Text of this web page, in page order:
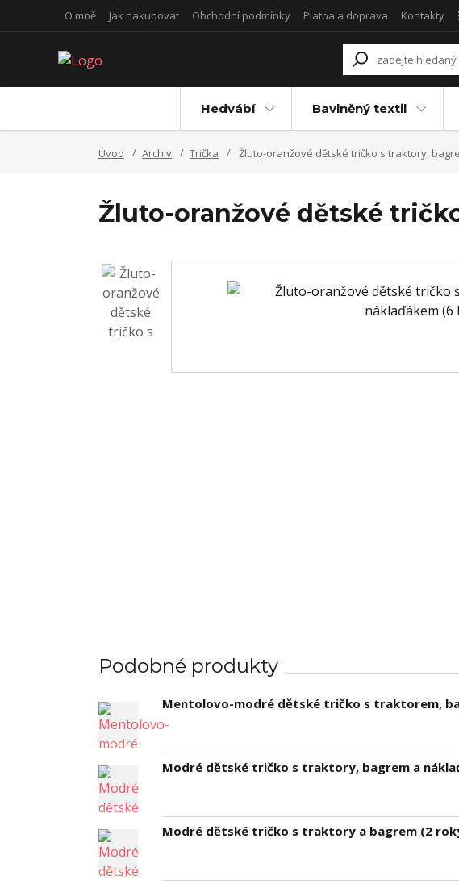
O mně Jak nakupovat Obchodní podmínky Platba a doprava Kontakty
Hedvábí Bavlněný textil
Úvod Archiv Trička Žluto-oranžové dětské tričko s traktory,
Žluto-oranžové dětské
Podobné produkty
Mentolovo-modré dětské tričko s traktorem,
Modré dětské tričko s traktory, bagrem a
Modré dětské tričko s traktory a bagrem (2